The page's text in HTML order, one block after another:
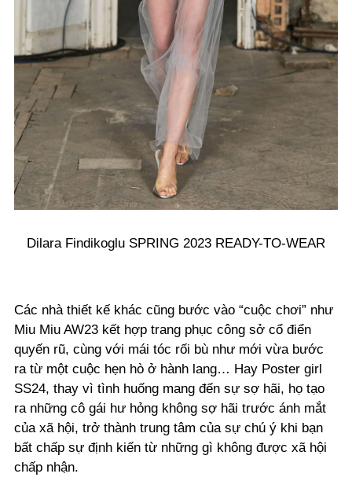
Dilara Findikoglu SPRING 2023 READY-TO-WEAR
Các nhà thiết kế khác cũng bước vào “cuộc chơi” như
Miu Miu AW23 kết hợp trang phục công sở cổ điển
quyến rũ, cùng với mái tóc rối bù như mới vừa bước
ra từ một cuộc hẹn hò ở hành lang… Hay Poster girl
SS24, thay vì tình huống mang đến sự sợ hãi, họ tạo
ra những cô gái hư hỏng không sợ hãi trước ánh mắt
của xã hội, trở thành trung tâm của sự chú ý khi bạn
bất chấp sự định kiến từ những gì không được xã hội
chấp nhận.